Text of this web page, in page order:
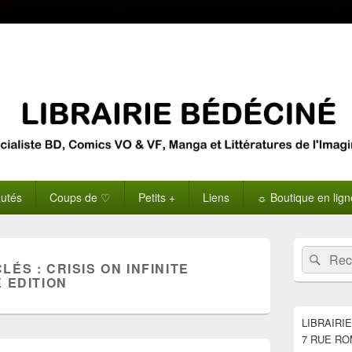
Coups de ♡ Petits + Liens ☼ Boutique en
:CRISIS ON INFINITE
EDITION
Zone
principale
de
widget
barre
latérale
7 RUE